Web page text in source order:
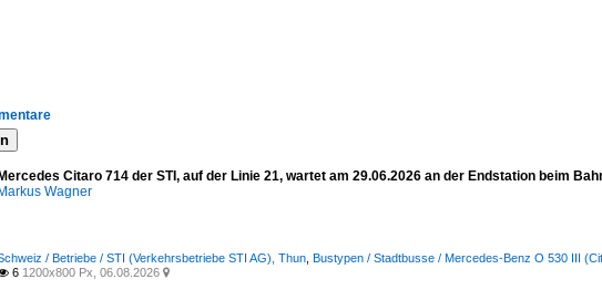
Mercedes Citaro 714 der STI, auf der Linie 21, wartet am 29.06.2026 an der Endstation beim
Markus Wagner
/ Betriebe / STI (Verkehrsbetriebe STI AG), Thun Bustypen / Stadtbusse / Mercedes-Benz O 530 III
6 1200x800 Px, 06.08.2026 